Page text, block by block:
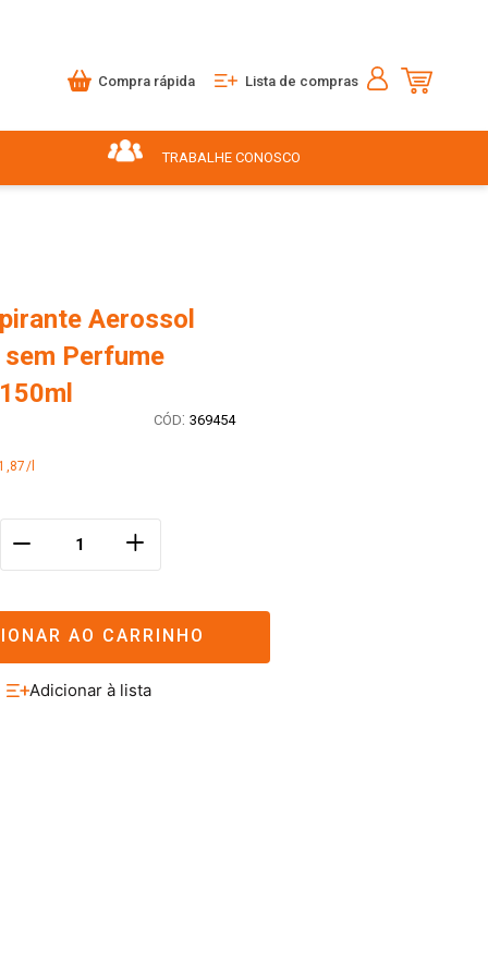
Compra rápida Lista de compras
TRABALHE CONOSCO
Aerossol
Perfume
: 369454
l
＋
AO CARRINHO